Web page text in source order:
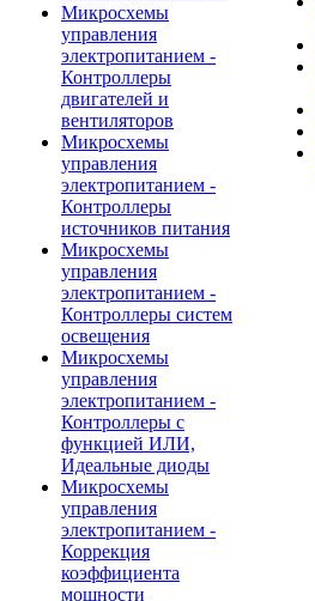
Микросхемы
управления
электропитанием -
Контроллеры
двигателей и
вентиляторов
Микросхемы
управления
электропитанием -
Контроллеры
источников питания
Микросхемы
управления
электропитанием -
Контроллеры систем
освещения
Микросхемы
управления
электропитанием -
Контроллеры с
функцией ИЛИ,
Идеальные диоды
Микросхемы
управления
электропитанием -
Коррекция
коэффициента
мощности